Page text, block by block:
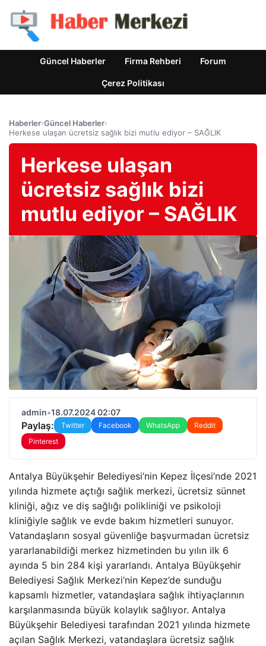
Güncel Haberler Firma Rehberi Forum
Çerez Politikası
Haberler›Güncel Haberler›
Herkese ulaşan ücretsiz sağlık bizi mutlu ediyor – SAĞLIK
Herkese ulaşan
ücretsiz sağlık bizi
mutlu ediyor – SAĞLIK
admin•18.07.2024 02:07
Paylaş: Twitter Facebook WhatsApp
Reddit
Pinterest
Antalya Büyükşehir Belediyesi’nin Kepez İlçesi’nde 2021
yılında hizmete açtığı sağlık merkezi, ücretsiz sünnet
kliniği, ağız ve diş sağlığı polikliniği ve psikoloji
kliniğiyle sağlık ve evde bakım hizmetleri sunuyor.
Vatandaşların sosyal güvenliğe başvurmadan ücretsiz
yararlanabildiği merkez hizmetinden bu yılın ilk 6
ayında 5 bin 284 kişi yararlandı. Antalya Büyükşehir
Belediyesi Sağlık Merkezi’nin Kepez’de sunduğu
kapsamlı hizmetler, vatandaşlara sağlık ihtiyaçlarının
karşılanmasında büyük kolaylık sağlıyor. Antalya
Büyükşehir Belediyesi tarafından 2021 yılında hizmete
açılan Sağlık Merkezi, vatandaşlara ücretsiz sağlık